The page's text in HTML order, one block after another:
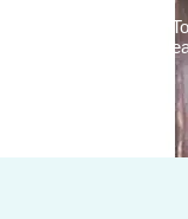
Sulla Necessità di
Don G. Agnello,